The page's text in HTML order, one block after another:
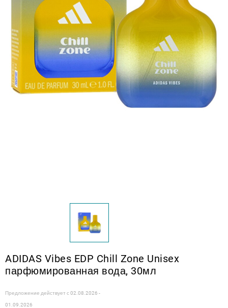
ADIDAS Vibes EDP Chill Zone Unisex
парфюмированная вода, 30мл
Предложение действует с02.08.2026 -
01.09.2026